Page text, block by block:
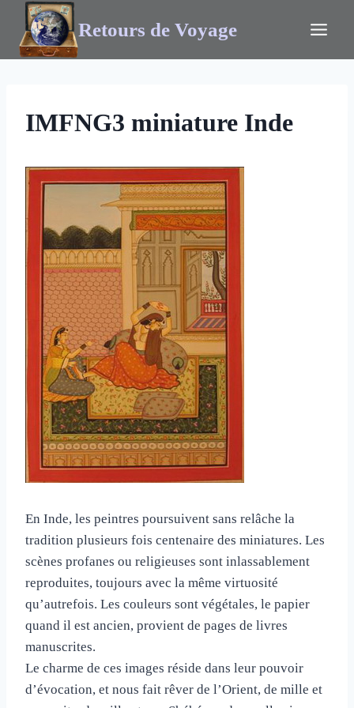
Retours de Voyage
IMFNG3 miniature Inde
En Inde, les peintres poursuivent sans relâche la
tradition plusieurs fois centenaire des miniatures. Les
scènes profanes ou religieuses sont inlassablement
reproduites, toujours avec la même virtuosité
qu’autrefois. Les couleurs sont végétales, le papier
quand il est ancien, provient de pages de livres
manuscrites.
Le charme de ces images réside dans leur pouvoir
d’évocation, et nous fait rêver de l’Orient, de mille et